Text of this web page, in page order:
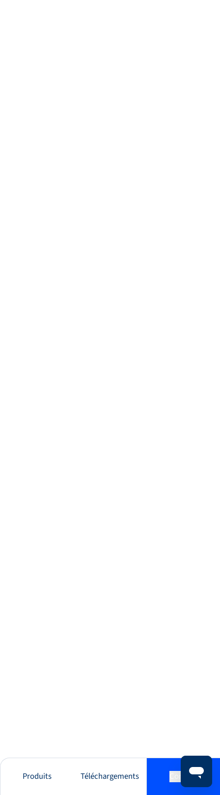
Produits Téléchargements Contact